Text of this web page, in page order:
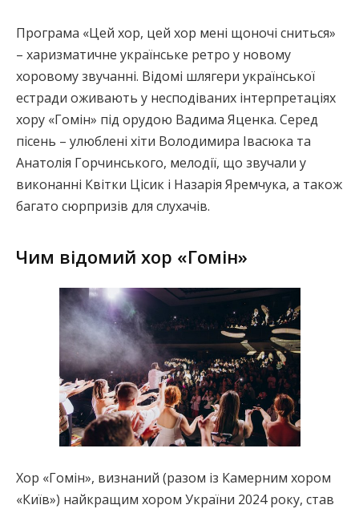
Програма «Цей хор, цей хор мені щоночі сниться»
– харизматичне українське ретро у новому
хоровому звучанні. Відомі шлягери української
естради оживають у несподіваних інтерпретаціях
хору «Гомін» під орудою Вадима Яценка. Серед
пісень – улюблені хіти Володимира Івасюка та
Анатолія Горчинського, мелодії, що звучали у
виконанні Квітки Цісик і Назарія Яремчука, а також
багато сюрпризів для слухачів.
Чим відомий хор «Гомін»
Хор «Гомін», визнаний (разом із Камерним хором
«Київ») найкращим хором України 2024 року, став